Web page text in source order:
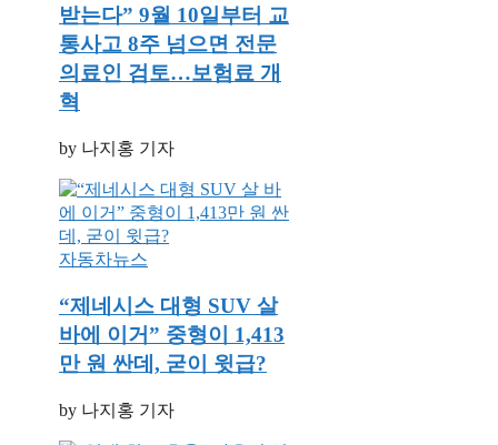
받는다” 9월 10일부터 교
통사고 8주 넘으면 전문
의료인 검토…보험료 개
혁
by 나지홍 기자
자동차뉴스
“제네시스 대형 SUV 살
바에 이거” 중형이 1,413
만 원 싼데, 굳이 윗급?
by 나지홍 기자